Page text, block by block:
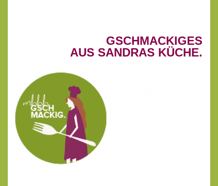
GSCHMACKIGES
AUS SANDRAS KÜCHE.